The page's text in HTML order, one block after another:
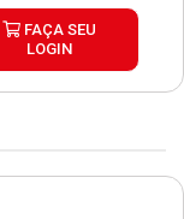
FAÇA SEU
LOGIN